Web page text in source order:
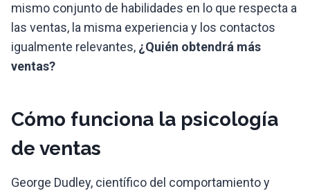
mismo conjunto de habilidades en lo que respecta a
las ventas, la misma experiencia y los contactos
igualmente relevantes, ¿Quién obtendrá más
ventas?
Cómo funciona la psicología
de ventas
George Dudley, científico del comportamiento y